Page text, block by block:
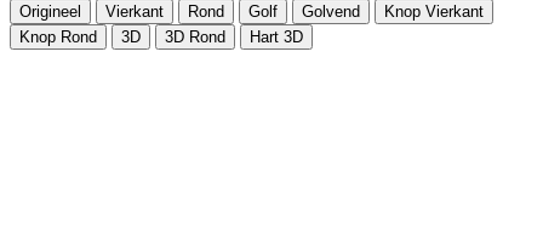
Origineel Vierkant Rond Golf Golvend
Knop Vierkant
Knop Rond
3D 3D Rond Hart 3D